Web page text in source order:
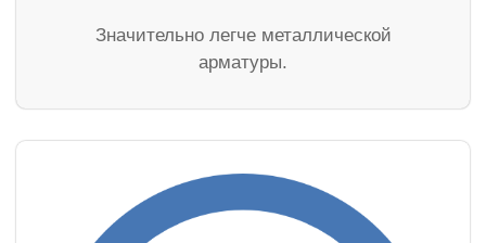
Значительно легче металлической
арматуры.